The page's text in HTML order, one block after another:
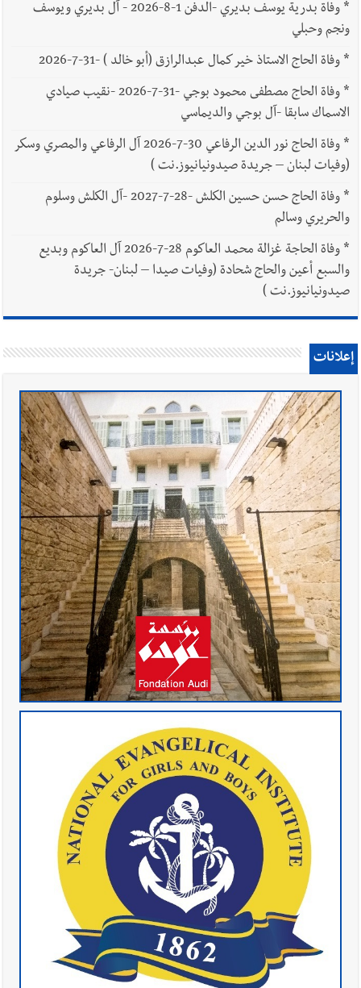
*
وفاة بدرية يوسف بديري -الدفن 1-8-2026 - آل بديري ويوسف
ونجم وحبلي
*وفاة الحاج الاستاذ خير كمال عبدالرازق (أبو خالد ) -31-7-2026
*
وفاة الحاج مصطفى محمود بوجي -31-7-2026 -نقيب صيادي
الاسماك سابقا -آل بوجي والديماسي
*
وفاة الحاج نور الدين الرفاعي 30-7-2026 آل الرفاعي والمصري وسكر
(وفيات لبنان – جريدة صيدونيانيوز.نت )
*
وفاة الحاج حسن حسين الكلش -28-7-2027 -آل الكلش وسلوم
والحريري وسالم
*
وفاة الحاجة غزالة محمد العاكوم 28-7-2026 آل العاكوم وبديع
والسبع أعين والحاج شحادة (وفيات صيدا – لبنان- جريدة
صيدونيانيوز.نت )
إعلانات